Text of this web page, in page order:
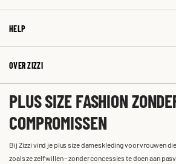
HELP
OVER ZIZZI
PLUS SIZE FASHION
COMPROMISSEN
Bij Zizzi vind je plus size dameskleding voor vrouwen
zoals ze zelf willen – zonder concessies te doen aan